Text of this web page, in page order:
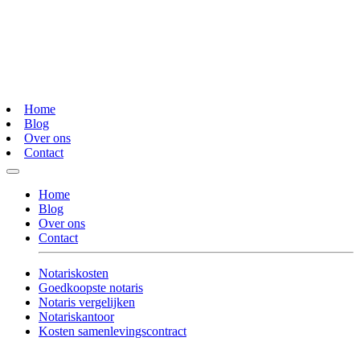
Home
Blog
Over ons
Contact
Home
Blog
Over ons
Contact
Notariskosten
Goedkoopste notaris
Notaris vergelijken
Notariskantoor
Kosten samenlevingscontract